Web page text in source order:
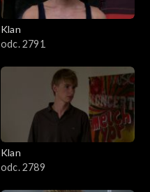
Klan
odc. 2791
Klan
odc. 2789